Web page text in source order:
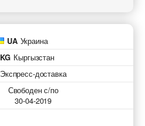
UA Украина
KG Кыргызстан
Экспресс-доставка
Свободен с/по
30-04-2019